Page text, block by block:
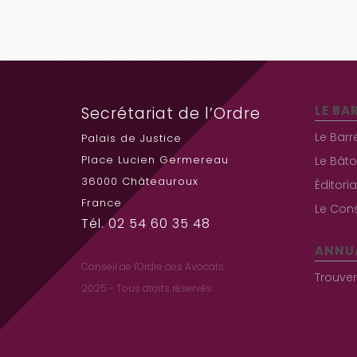
Secrétariat de l’Ordre
Palais de Justice
Place Lucien Germereau
36000 Châteauroux
France
Tél. 02 54 60 35 48
Conseil de l'Ordre des Avocats
2025 - Tous droits réservés
LE
Le
Le
Le